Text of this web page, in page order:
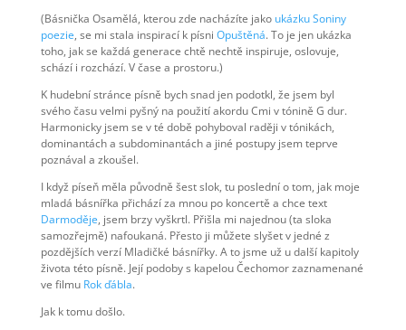
(Básnička Osamělá, kterou zde nacházíte jako ukázku Soniny
poezie, se mi stala inspirací k písni Opuštěná. To je jen ukázka
toho, jak se každá generace chtě nechtě inspiruje, oslovuje,
schází i rozchází. V čase a prostoru.)
K hudební stránce písně bych snad jen podotkl, že jsem byl
svého času velmi pyšný na použití akordu Cmi v tónině G dur.
Harmonicky jsem se v té době pohyboval raději v tónikách,
dominantách a subdominantách a jiné postupy jsem teprve
poznával a zkoušel.
I když píseň měla původně šest slok, tu poslední o tom, jak moje
mladá básnířka přichází za mnou po koncertě a chce text
Darmoděje, jsem brzy vyškrtl. Přišla mi najednou (ta sloka
samozřejmě) nafoukaná. Přesto ji můžete slyšet v jedné z
pozdějších verzí Mladičké básnířky. A to jsme už u další kapitoly
života této písně. Její podoby s kapelou Čechomor zaznamenané
ve filmu Rok ďábla.
Jak k tomu došlo.